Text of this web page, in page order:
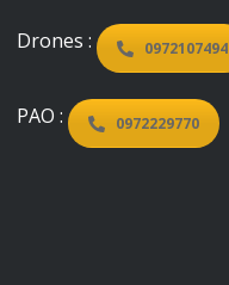
Drones : 0972107494
PAO : 0972229770